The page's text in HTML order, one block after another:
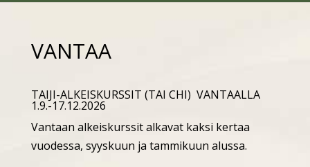
VANTAA
TAIJI-ALKEISKURSSIT (TAI CHI) VANTAALLA
1.9.-17.12.2026
Vantaan alkeiskurssit alkavat kaksi kertaa
vuodessa, syyskuun ja tammikuun alussa.